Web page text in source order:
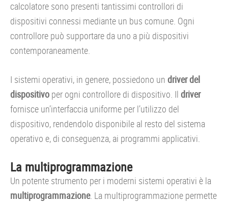
calcolatore sono presenti tantissimi controllori di
dispositivi connessi mediante un bus comune. Ogni
controllore può supportare da uno a più dispositivi
contemporaneamente.
I sistemi operativi, in genere, possiedono un driver del
dispositivo per ogni controllore di dispositivo. Il driver
fornisce un’interfaccia uniforme per l’utilizzo del
dispositivo, rendendolo disponibile al resto del sistema
operativo e, di conseguenza, ai programmi applicativi.
La multiprogrammazione
Un potente strumento per i moderni sistemi operativi è la
multiprogrammazione. La multiprogrammazione permette